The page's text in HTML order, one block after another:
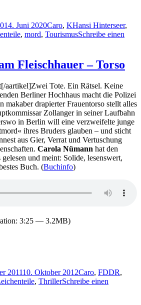
14. Juni 2020Caro, KHansi Hinterseer,
, mord, TourismusSchreibe einen
Fleischhauer – Torso
aartikel]Zwei Tote. Ein Rätsel. Keine
Berliner Hochhaus macht die Polizei
makaber drapierter Frauentorso stellt alles
Zollanger in seiner Laufbahn
in Berlin will eine verzweifelte junge
ihres Bruders glauben – und sticht
aus Gier, Verrat und Vertuschung
Carola Nümann hat den
und meint: Solide, lesenswert,
Buch. (Buchinfo)
3:25 — 3.2MB)
201110. Oktober 2012Caro, FDDR,
, ThrillerSchreibe einen